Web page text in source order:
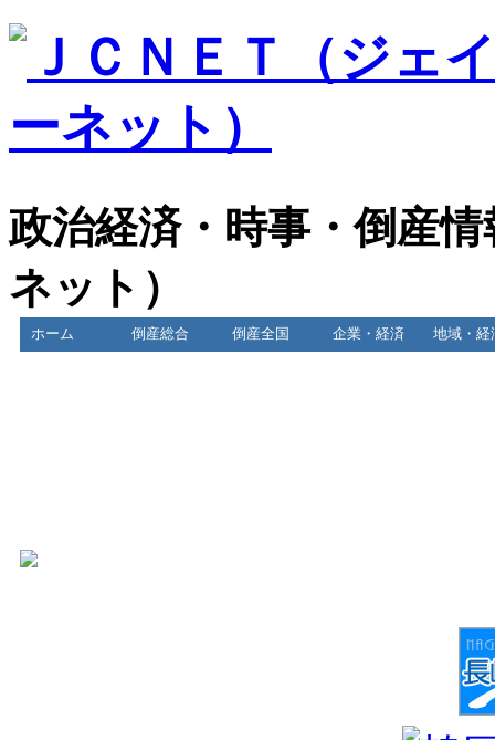
政治経済・時事・倒産
ネット）
ホーム 倒産総合 倒産全国 企業・経済 地域・経